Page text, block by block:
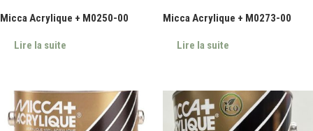
Micca Acrylique + M0250-00
Lire la suite
Micca Acrylique + M0273-00
Lire la suite